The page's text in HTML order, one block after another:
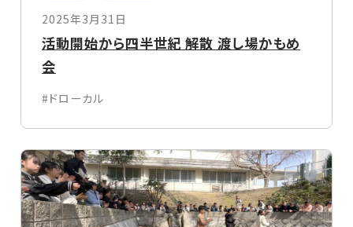
2025年3月31日
活動開始から四半世紀 解散 渡し場かもめ
会
#ドローカル